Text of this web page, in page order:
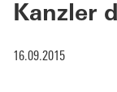
Kanzler
16.09.2015